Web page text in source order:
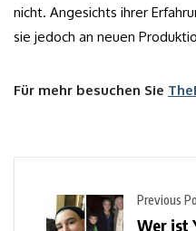
nicht. Angesichts ihrer
sie jedoch an neuen
Für mehr besuchen Sie
Previous
Wer ist